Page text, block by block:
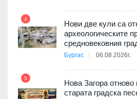
4
Нови две кули са
археологическите
средновековния
Бургас 06.08.2026г.
5
Нова Загора
старата градска